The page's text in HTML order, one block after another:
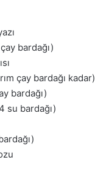
bardağı)
çay bardağı kadar)
bardağı)
su bardağı)